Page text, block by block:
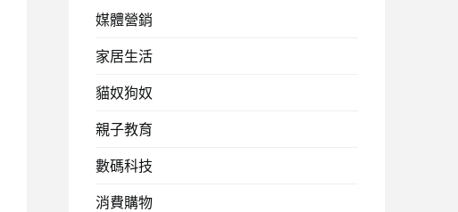
媒體營銷
家居生活
貓奴狗奴
親子教育
數碼科技
消費購物